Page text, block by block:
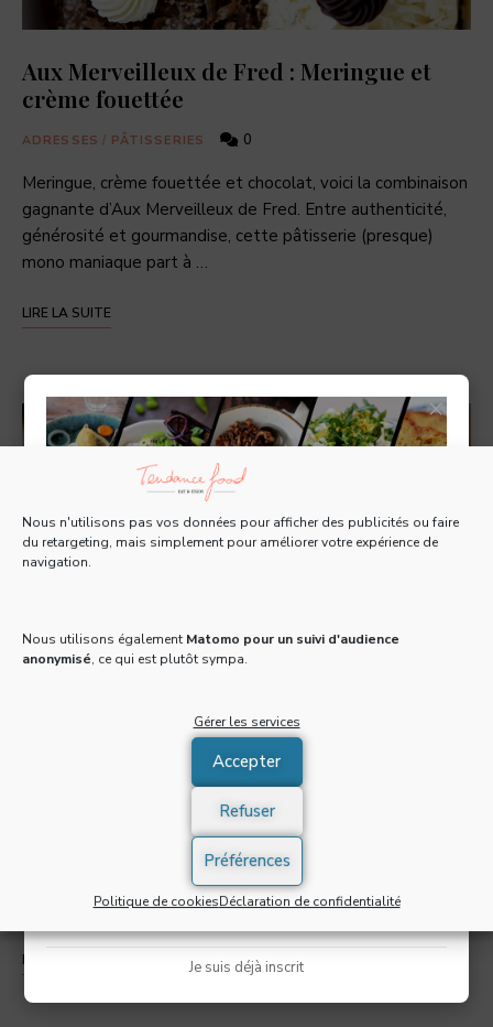
Nous n'utilisons pas vos données pour afficher des publicités ou faire
du retargeting, mais simplement pour améliorer votre expérience de
navigation.
Nous utilisons également Matomo pour un suivi d'audience
anonymisé, ce qui est plutôt sympa.
Gérer les services
Accepter
Refuser
Préférences
Politique de cookiesDéclaration de confidentialité
Aux Merveilleux de Fred : Meringue et
crème fouettée
ADRESSES / PÂTISSERIES 0
Meringue, crème fouettée et chocolat, voici la combinaison
gagnante d’Aux Merveilleux de Fred. Entre authenticité,
générosité et gourmandise, cette pâtisserie (presque)
mono maniaque part à …
LIRE LA SUITE
Häagen-Dazs lance une tablette au
TENDANCES
Häagen-Dazs lance une ingénieuse gourmandise 2 en 1 : la
tablette au chocolat glacée. La Täablette Glacée Dark
Chocolate & Almonds sera disponible en édition limitée …
LIRE LA SUITE
×
Tous les 15 jours, recevez une Newsletter gratuite
Email *
J'accepte de recevoir la newsletter et confirme avoir
pris connaissance de lapolitique de confidentialité
S'INSCRIRE
Je suis déjà inscrit